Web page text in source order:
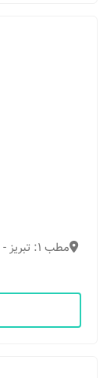
مطب 1: تبریز - چهار راه ابرسان ساختمان ایران کلینیک شماره 1